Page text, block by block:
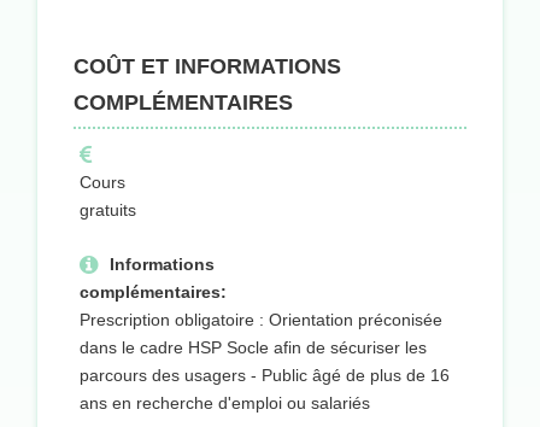
COÛT ET INFORMATIONS
COMPLÉMENTAIRES
Cours
gratuits
Informations
complémentaires:
Prescription obligatoire : Orientation préconisée
dans le cadre HSP Socle afin de sécuriser les
parcours des usagers - Public âgé de plus de 16
ans en recherche d'emploi ou salariés